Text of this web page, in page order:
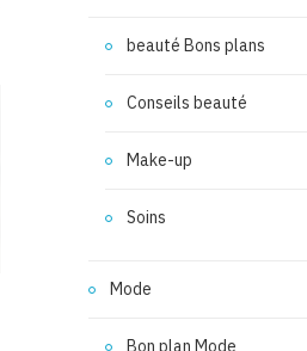
beauté Bons plans
Conseils beauté
Make-up
Soins
Mode
Bon plan Mode